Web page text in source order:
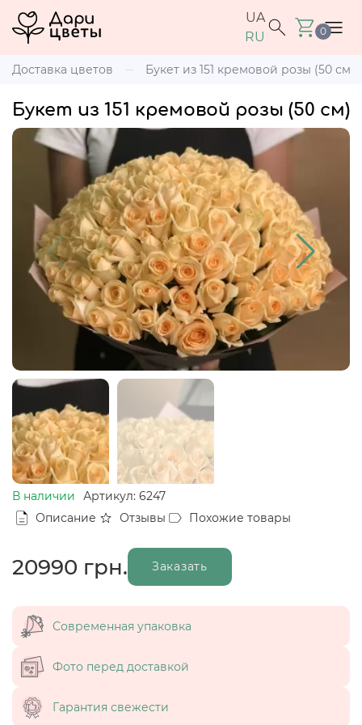
UA
RU
0
Доставка цветов Букет из 151 кремовой розы (50 см)
Букет из 151 кремовой розы (50 см)
В наличии
Артикул: 6247
Описание
Отзывы Похожие товары
20990 грн. Заказать
Современная упаковка
Фото перед доставкой
Гарантия свежести